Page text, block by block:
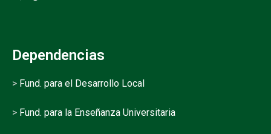
Dependencias
> Fund. para el Desarrollo Local
> Fund. para la Enseñanza Universitaria